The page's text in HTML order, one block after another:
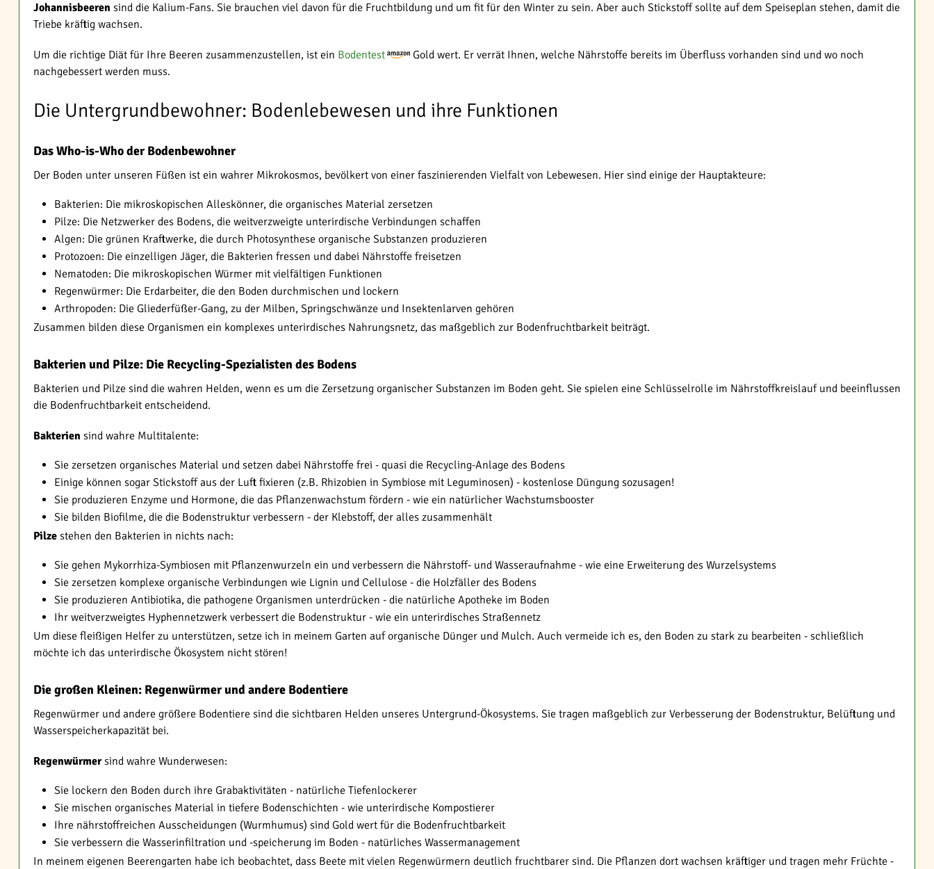
Johannisbeeren sind die Kalium-Fans. Sie brauchen viel davon für die Fruchtbildung und um fit für den Winter zu sein. Aber auch Stickstoff sollte auf dem Speiseplan stehen, damit die
Triebe kräftig wachsen.
Um die richtige Diät für Ihre Beeren zusammenzustellen, ist ein Bodentest
Gold wert. Er verrät Ihnen, welche Nährstoffe bereits im Überfluss vorhanden sind und wo noch
nachgebessert werden muss.
Die Untergrundbewohner: Bodenlebewesen und ihre Funktionen
Das Who-is-Who der Bodenbewohner
Der Boden unter unseren Füßen ist ein wahrer Mikrokosmos, bevölkert von einer faszinierenden Vielfalt von Lebewesen. Hier sind einige der Hauptakteure:
Bakterien: Die mikroskopischen Alleskönner, die organisches Material zersetzen
Pilze: Die Netzwerker des Bodens, die weitverzweigte unterirdische Verbindungen schaffen
Algen: Die grünen Kraftwerke, die durch Photosynthese organische Substanzen produzieren
Protozoen: Die einzelligen Jäger, die Bakterien fressen und dabei Nährstoffe freisetzen
Nematoden: Die mikroskopischen Würmer mit vielfältigen Funktionen
Regenwürmer: Die Erdarbeiter, die den Boden durchmischen und lockern
Arthropoden: Die Gliederfüßer-Gang, zu der Milben, Springschwänze und Insektenlarven gehören
Zusammen bilden diese Organismen ein komplexes unterirdisches Nahrungsnetz, das maßgeblich zur Bodenfruchtbarkeit beiträgt.
Bakterien und Pilze: Die Recycling-Spezialisten des Bodens
Bakterien und Pilze sind die wahren Helden, wenn es um die Zersetzung organischer Substanzen im Boden geht. Sie spielen eine Schlüsselrolle im Nährstoffkreislauf und beeinflussen
die Bodenfruchtbarkeit entscheidend.
Bakterien sind wahre Multitalente:
Sie zersetzen organisches Material und setzen dabei Nährstoffe frei - quasi die Recycling-Anlage des Bodens
Einige können sogar Stickstoff aus der Luft fixieren (z.B. Rhizobien in Symbiose mit Leguminosen) - kostenlose Düngung sozusagen!
Sie produzieren Enzyme und Hormone, die das Pflanzenwachstum fördern - wie ein natürlicher Wachstumsbooster
Sie bilden Biofilme, die die Bodenstruktur verbessern - der Klebstoff, der alles zusammenhält
Pilze stehen den Bakterien in nichts nach:
Sie gehen Mykorrhiza-Symbiosen mit Pflanzenwurzeln ein und verbessern die Nährstoff- und Wasseraufnahme - wie eine Erweiterung des Wurzelsystems
Sie zersetzen komplexe organische Verbindungen wie Lignin und Cellulose - die Holzfäller des Bodens
Sie produzieren Antibiotika, die pathogene Organismen unterdrücken - die natürliche Apotheke im Boden
Ihr weitverzweigtes Hyphennetzwerk verbessert die Bodenstruktur - wie ein unterirdisches Straßennetz
Um diese fleißigen Helfer zu unterstützen, setze ich in meinem Garten auf organische Dünger und Mulch. Auch vermeide ich es, den Boden zu stark zu bearbeiten - schließlich
möchte ich das unterirdische Ökosystem nicht stören!
Die großen Kleinen: Regenwürmer und andere Bodentiere
Regenwürmer und andere größere Bodentiere sind die sichtbaren Helden unseres Untergrund-Ökosystems. Sie tragen maßgeblich zur Verbesserung der Bodenstruktur, Belüftung und
Wasserspeicherkapazität bei.
Regenwürmersind wahre Wunderwesen:
Sie lockern den Boden durch ihre Grabaktivitäten - natürliche Tiefenlockerer
Sie mischen organisches Material in tiefere Bodenschichten - wie unterirdische Kompostierer
Ihre nährstoffreichen Ausscheidungen (Wurmhumus) sind Gold wert für die Bodenfruchtbarkeit
Sie verbessern die Wasserinfiltration und -speicherung im Boden - natürliches Wassermanagement
In meinem eigenen Beerengarten habe ich beobachtet, dass Beete mit vielen Regenwürmern deutlich fruchtbarer sind. Die Pflanzen dort wachsen kräftiger und tragen mehr Früchte -